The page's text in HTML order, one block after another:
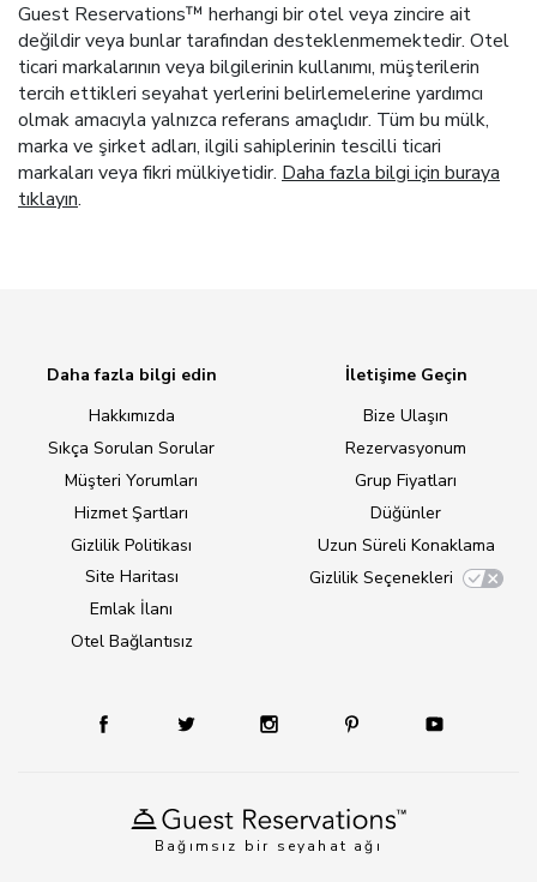
Guest Reservations™ herhangi bir otel veya zincire ait
değildir veya bunlar tarafından desteklenmemektedir. Otel
ticari markalarının veya bilgilerinin kullanımı, müşterilerin
tercih ettikleri seyahat yerlerini belirlemelerine yardımcı
olmak amacıyla yalnızca referans amaçlıdır. Tüm bu mülk,
marka ve şirket adları, ilgili sahiplerinin tescilli ticari
markaları veya fikri mülkiyetidir. Daha fazla bilgi için buraya
tıklayın.
Bağımsız bir seyahat ağı
Daha fazla bilgi edin
Hakkımızda
Sıkça Sorulan Sorular
Müşteri Yorumları
Hizmet Şartları
Gizlilik Politikası
Site Haritası
Emlak İlanı
Otel Bağlantısız
İletişime Geçin
Bize Ulaşın
Rezervasyonum
Grup Fiyatları
Düğünler
Uzun Süreli Konaklama
Gizlilik Seçenekleri